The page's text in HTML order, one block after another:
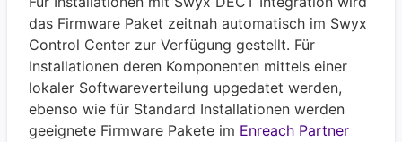
das Firmware Paket zeitnah automatisch im Swyx
Control Center zur Verfügung gestellt. Für
Installationen deren Komponenten mittels einer
lokaler Softwareverteilung upgedatet werden,
ebenso wie für Standard Installationen werden
geeignete Firmware Pakete im Enreach Partner